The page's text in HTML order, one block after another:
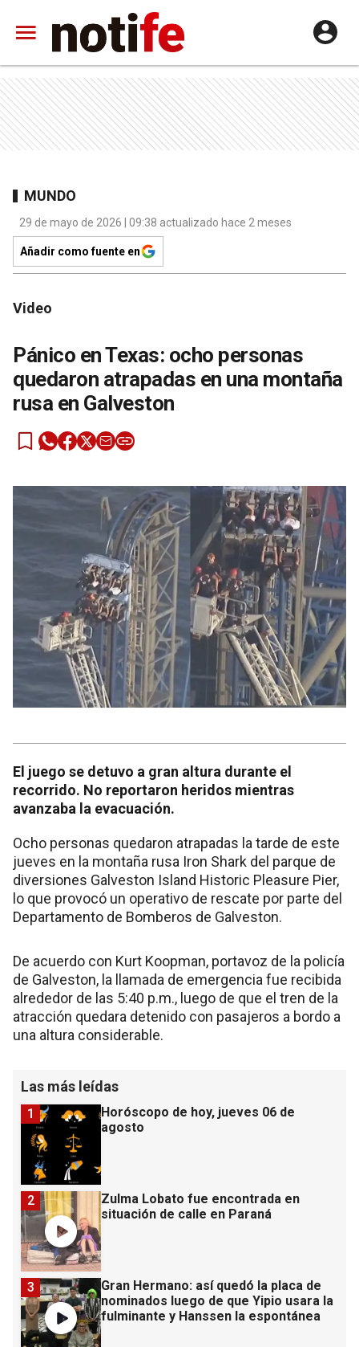
MUNDO
29 de mayo de 2026 | 09:38 actualizado hace 2 meses
Añadir como fuente en
Video
Pánico en Texas: ocho personas
quedaron atrapadas en una montaña
rusa en Galveston
El juego se detuvo a gran altura durante el
recorrido. No reportaron heridos mientras
avanzaba la evacuación.
Ocho personas quedaron atrapadas la tarde de este
jueves en la montaña rusa Iron Shark del parque de
diversiones Galveston Island Historic Pleasure Pier,
lo que provocó un operativo de rescate por parte del
Departamento de Bomberos de Galveston.
De acuerdo con Kurt Koopman, portavoz de la policía
de Galveston, la llamada de emergencia fue recibida
alrededor de las 5:40 p.m., luego de que el tren de la
atracción quedara detenido con pasajeros a bordo a
una altura considerable.
Las más leídas
Horóscopo de hoy, jueves 06 de
agosto
1
Zulma Lobato fue encontrada en
situación de calle en Paraná
2
Gran Hermano: así quedó la placa de
nominados luego de que Yipio usara la
fulminante y Hanssen la espontánea
3